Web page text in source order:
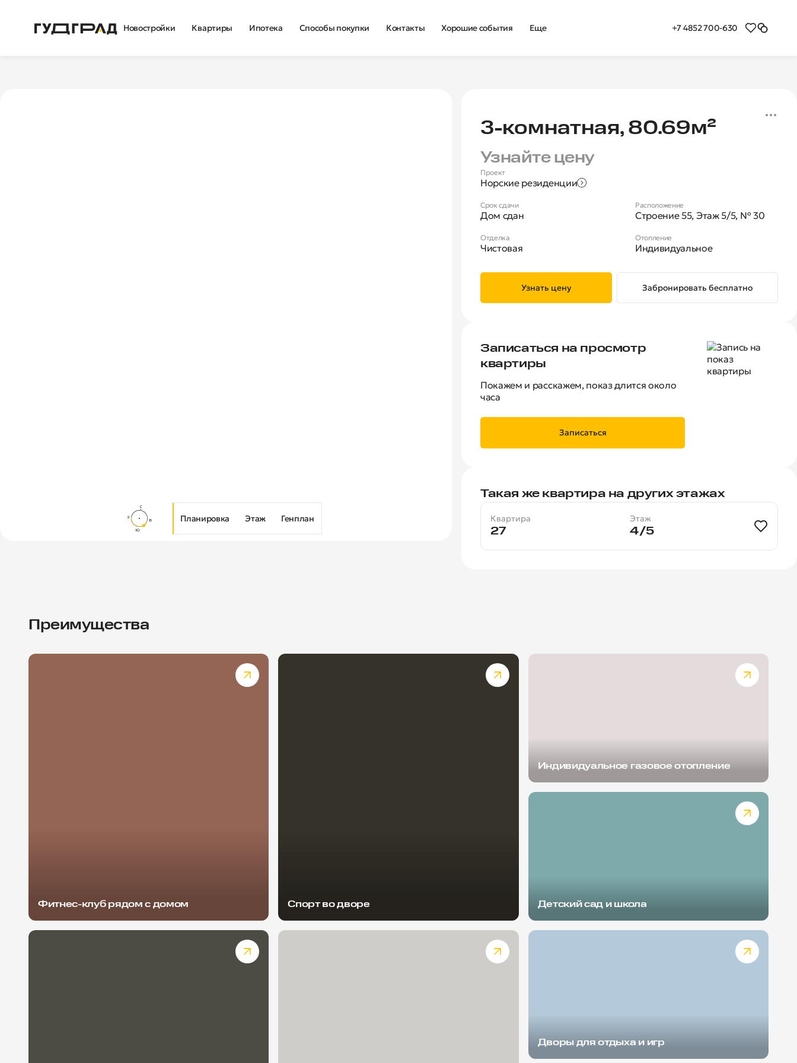
Новостройки Квартиры Ипотека Способы покупки Контакты Хорошие события Еще +7 4852 700-630
Планировка Этаж Генплан
Новая 3-комнатная
3‑комнатная, 80.69м²
Узнайте цену
Проект
Норские резиденции
Срок сдачи
Дом сдан
Расположение
Строение 55, Этаж 5/5, № 30
Отделка
Чистовая
Отопление
Индивидуальное
Узнать цену Забронировать бесплатно
Записаться на просмотр
квартиры
Покажем и расскажем, показ длится около
часа
Записаться
Такая же квартира на других этажах
Квартира
27
Этаж
4/5
Преимущества
Фитнес-клуб рядом с домом Спорт во дворе
Индивидуальное газовое отопление
Детский сад и школа
Дворы для отдыха и игр